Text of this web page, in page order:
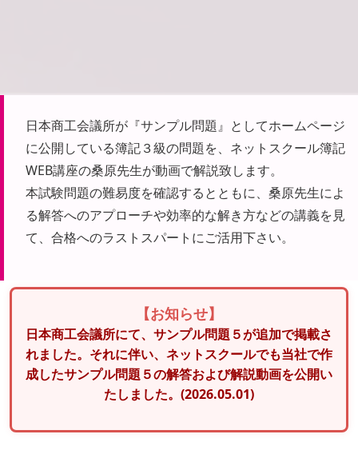
日本商工会議所が『サンプル問題』としてホームページ
に公開している簿記３級の問題を、ネットスクール簿記
WEB講座の桑原先生が動画で解説致します。
本試験問題の難易度を確認するとともに、桑原先生によ
る解答へのアプローチや効率的な解き方などの講義を見
て、合格へのラストスパートにご活用下さい。
【お知らせ】
日本商工会議所にて、サンプル問題５が追加で掲載さ
れました。それに伴い、ネットスクールでも当社で作
成したサンプル問題５の解答および解説動画を公開い
たしました。(2026.05.01)